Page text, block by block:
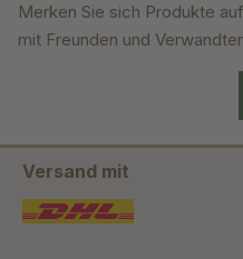
Merken Sie sich Produkte
mit Freunden und
Versand mit